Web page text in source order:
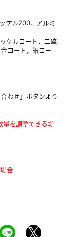
ケル200，アルミ
ケルコート，二硫
コート，銀コー
わせ」ボタンより
量を調整できる場
合